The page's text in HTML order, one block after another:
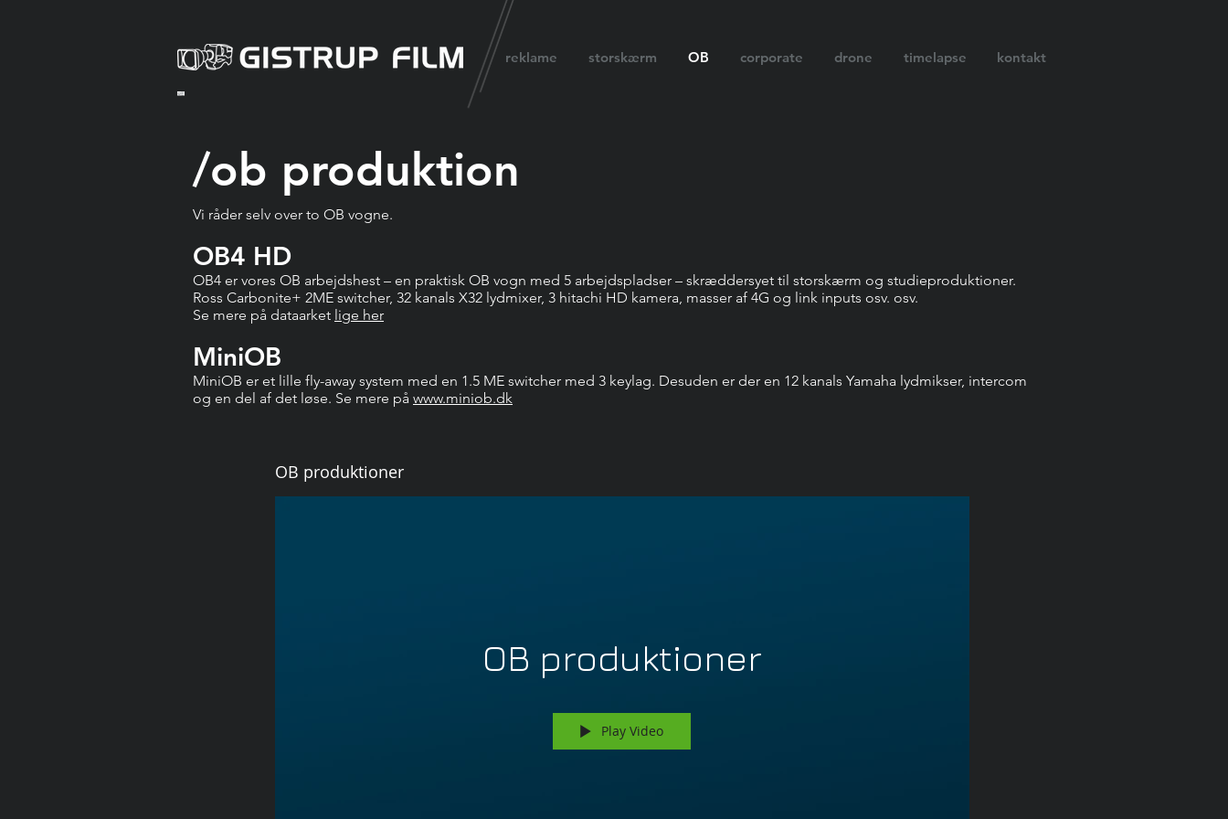
reklame storskærm OB corporate drone timelapse kontakt
/ob produktion
Vi råder selv over to OB vogne.
OB4 HD
OB4 er vores OB arbejdshest – en praktisk OB vogn med 5 arbejdspladser – skræddersyet til storskærm og studieproduktioner.
Ross Carbonite+ 2ME switcher, 32 kanals X32 lydmixer, 3 hitachi HD kamera, masser af 4G og link inputs osv. osv.
Se mere på dataarket lige her
MiniOB
MiniOB er et lille fly-away system med en 1.5 ME switcher med 3 keylag. Desuden er der en 12 kanals Yamaha lydmikser, intercom
og en del af det løse. Se mere på www.miniob.dk
OB produktioner
OB produktioner
Play Video